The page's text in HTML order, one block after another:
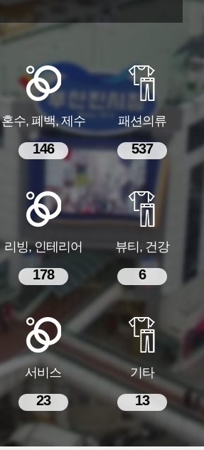
혼수, 폐백, 제수
146
패션의류
537
리빙, 인테리어
178
뷰티, 건강
6
서비스
23
기타
13